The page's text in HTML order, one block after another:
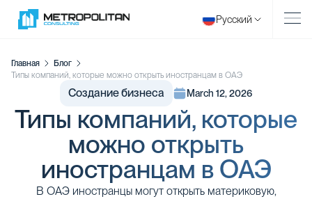
Русский
Главная
Блог
Типы компаний, которые можно открыть иностранцам в ОАЭ
Создание бизнеса March 12, 2026
Типы компаний, которые
можно открыть
иностранцам в ОАЭ
В ОАЭ иностранцы могут открыть материковую,